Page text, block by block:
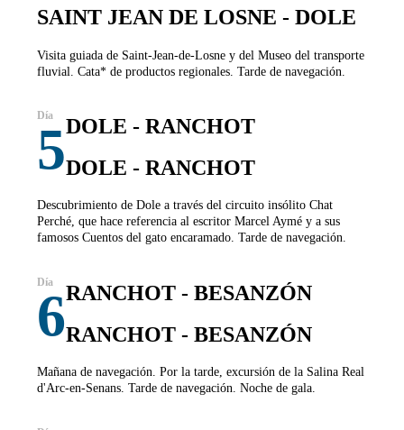
SAINT JEAN DE LOSNE - DOLE
Visita guiada de Saint-Jean-de-Losne y del Museo del transporte
fluvial. Cata* de productos regionales. Tarde de navegación.
5DOLE - RANCHOT
DOLE - RANCHOT
Descubrimiento de Dole a través del circuito insólito Chat
Perché, que hace referencia al escritor Marcel Aymé y a sus
famosos Cuentos del gato encaramado. Tarde de navegación.
6RANCHOT - BESANZÓN
RANCHOT - BESANZÓN
Mañana de navegación. Por la tarde, excursión de la Salina Real
d'Arc-en-Senans. Tarde de navegación. Noche de gala.